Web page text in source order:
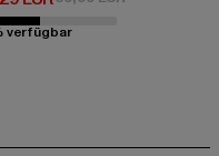
EUR
verfügbar